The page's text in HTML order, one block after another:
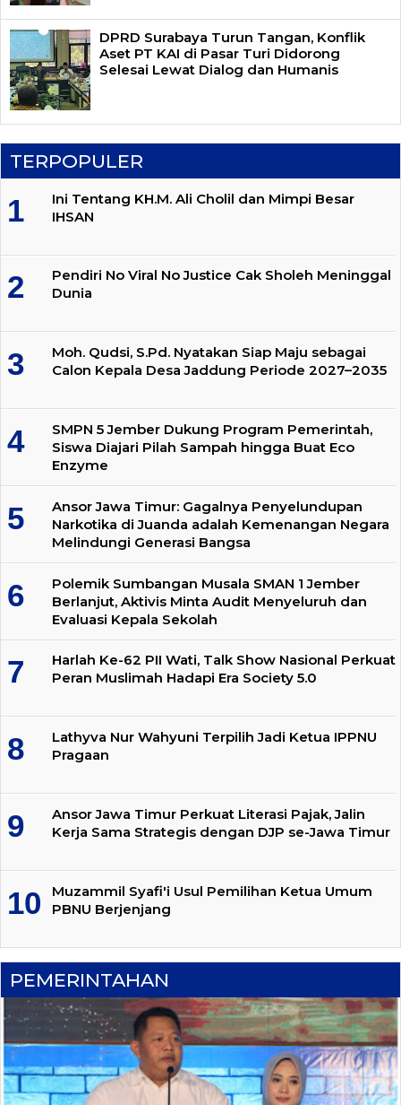
DPRD Surabaya Turun Tangan, Konflik
Aset PT KAI di Pasar Turi Didorong
Selesai Lewat Dialog dan Humanis
TERPOPULER
Ini Tentang KH.M. Ali Cholil dan Mimpi Besar
IHSAN
Pendiri No Viral No Justice Cak Sholeh Meninggal
Dunia
Moh. Qudsi, S.Pd. Nyatakan Siap Maju sebagai
Calon Kepala Desa Jaddung Periode 2027–2035
SMPN 5 Jember Dukung Program Pemerintah,
Siswa Diajari Pilah Sampah hingga Buat Eco
Enzyme
Ansor Jawa Timur: Gagalnya Penyelundupan
Narkotika di Juanda adalah Kemenangan Negara
Melindungi Generasi Bangsa
Polemik Sumbangan Musala SMAN 1 Jember
Berlanjut, Aktivis Minta Audit Menyeluruh dan
Evaluasi Kepala Sekolah
Harlah Ke-62 PII Wati, Talk Show Nasional Perkuat
Peran Muslimah Hadapi Era Society 5.0
Lathyva Nur Wahyuni Terpilih Jadi Ketua IPPNU
Pragaan
Ansor Jawa Timur Perkuat Literasi Pajak, Jalin
Kerja Sama Strategis dengan DJP se-Jawa Timur
Muzammil Syafi'i Usul Pemilihan Ketua Umum
PBNU Berjenjang
PEMERINTAHAN